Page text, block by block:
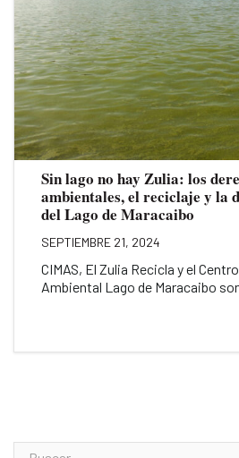
Sin lago no hay Zulia: los
ambientales, el reciclaje y la
del Lago de Maracaibo
SEPTIEMBRE 21, 2024
CIMAS, El Zulia Recicla y el
Ambiental Lago de Maracaibo